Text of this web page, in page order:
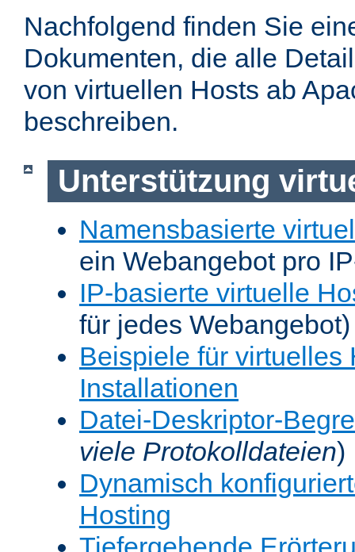
Nachfolgend finden Sie
Dokumenten, die alle
von virtuellen Hosts ab
beschreiben.
Unterstützung
Namensbasierte
ein Webangebot pro
IP-basierte virtuelle
für jedes Webangebot)
Beispiele für virtuelles
Installationen
Datei-Deskriptor-
viele Protokolldateien)
Dynamisch
Hosting